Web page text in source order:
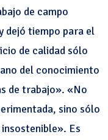
de campo
dejó tiempo para el
de calidad sólo
del conocimiento
de trabajo». «No
sino sólo
Es